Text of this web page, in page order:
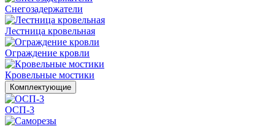
Снегозадержатели
Лестница кровельная
Ограждение кровли
Кровельные мостики
Комплектующие
ОСП-3